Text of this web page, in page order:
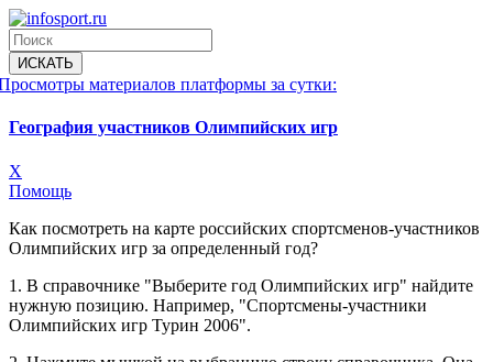
материалов платформы за сутки:
География участников Олимпийских игр
X
Помощь
Как посмотреть на карте российских спортсменов-участников
Олимпийских игр за определенный год?
1. В справочнике "Выберите год Олимпийских игр" найдите
нужную позицию. Например, "Спортсмены-участники
Олимпийских игр Турин 2006".